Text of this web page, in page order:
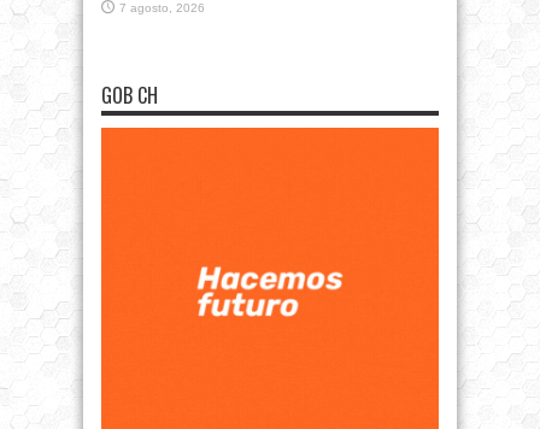
7 agosto, 2026
GOB CH